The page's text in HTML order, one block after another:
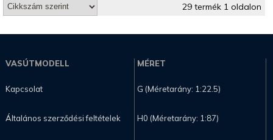
29 termék 1 oldalon
VASÚTMODELL
Kapcsolat
Általános szerződési feltételek
MÉRET
G (Méretarány: 1:22.5)
H0 (Méretarány: 1:87)